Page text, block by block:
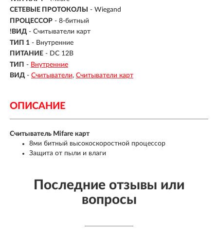
СЕТЕВЫЕ ПРОТОКОЛЫ
- Wiegand
ПРОЦЕССОР - 8-битный
!ВИД - Считыватели карт
ТИП 1 - Внутренние
ПИТАНИЕ - DC 12В
ТИП - Внутренние
ВИД - Считыватели Считыватели карт
ОПИСАНИЕ
Считыватель Mifare карт
8ми битный высокоскоростной процессор
Защита от пыли и влаги
Последние отзывы или
вопросы